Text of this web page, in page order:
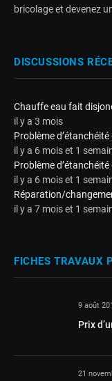
bricolage et devenez
DISCUSSIONS
Chauffe eau fait
il y a 3 mois
Problème d’étanchéité
il y a 6 mois et 1
Problème d’étanchéité
il y a 6 mois et 1
Réparation/
il y a 7 mois et 1
FICHES TRAVAUX
9 août
Prix
21